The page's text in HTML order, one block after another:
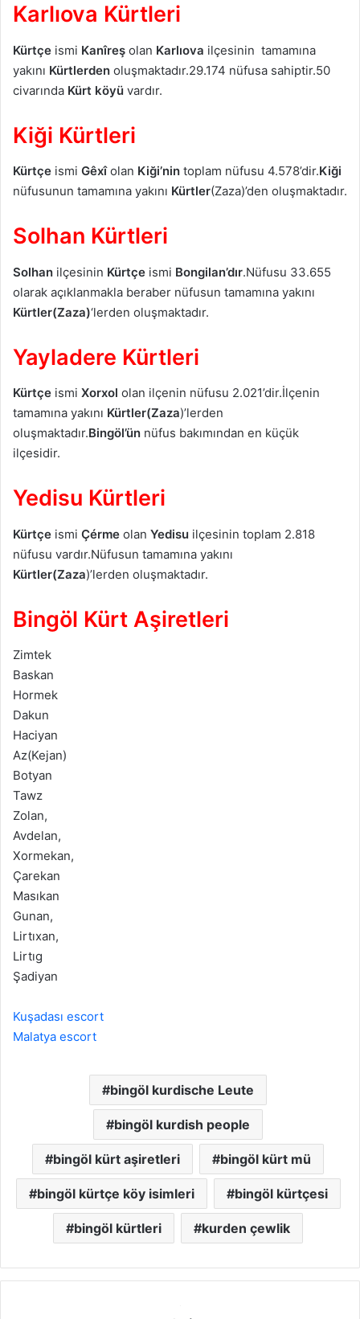
Karlıova Kürtleri
Kürtçe ismi Kanîreş olan Karlıova ilçesinin tamamına
yakını Kürtlerden oluşmaktadır.29.174 nüfusa sahiptir.50
civarında Kürt köyü vardır.
Kiği Kürtleri
Kürtçe ismi Gêxîolan Kiği’nin toplam nüfusu 4.578’dir.Kiği
nüfusunun tamamına yakını Kürtler(Zaza)’den oluşmaktadır.
Solhan Kürtleri
Solhan ilçesinin Kürtçe ismi Bongilan’dır.Nüfusu 33.655
olarak açıklanmakla beraber nüfusun tamamına yakını
Kürtler(Zaza)‘lerden oluşmaktadır.
Yayladere Kürtleri
Kürtçe ismi Xorxol olan ilçenin nüfusu 2.021’dir.İlçenin
tamamına yakını Kürtler(Zaza)’lerden
oluşmaktadır.Bingöl’ün nüfus bakımından en küçük
ilçesidir.
Yedisu Kürtleri
Kürtçe ismi Çérme olan Yedisu ilçesinin toplam 2.818
nüfusu vardır.Nüfusun tamamına yakını
Kürtler(Zaza)’lerden oluşmaktadır.
Bingöl Kürt Aşiretleri
Zimtek
Baskan
Hormek
Dakun
Haciyan
Az(Kejan)
Botyan
Tawz
Zolan,
Avdelan,
Xormekan,
Çarekan
Masıkan
Gunan,
Lirtıxan,
Lirtıg
Şadiyan
Kuşadası escort
Malatya escort
bingöl kurdische Leute
bingöl kurdish people
bingöl kürt aşiretleri bingöl kürt mü
bingöl kürtçe köy isimleri bingöl kürtçesi
bingöl kürtleri kurden çewlik